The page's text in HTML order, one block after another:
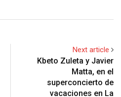
Next article
Kbeto Zuleta y Javier
Matta, en el
superconcierto de
vacaciones en La